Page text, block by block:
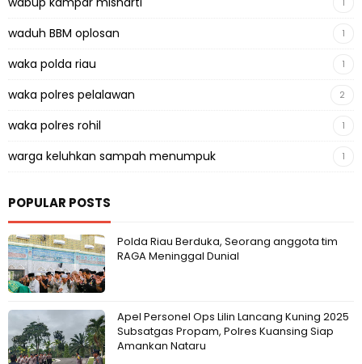
1
waduh BBM oplosan 1
waka polda riau 1
waka polres pelalawan 2
waka polres rohil 1
warga keluhkan sampah menumpuk 1
POPULAR POSTS
Polda Riau Berduka, Seorang anggota tim
RAGA Meninggal Dunial
Apel Personel Ops Lilin Lancang Kuning 2025
Subsatgas Propam, Polres Kuansing Siap
Amankan Nataru